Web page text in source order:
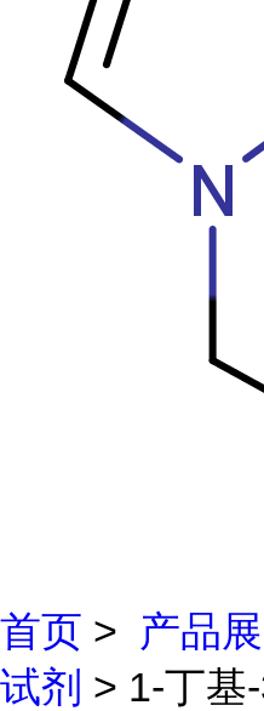
首页 > 产品
试剂 > 1-丁基